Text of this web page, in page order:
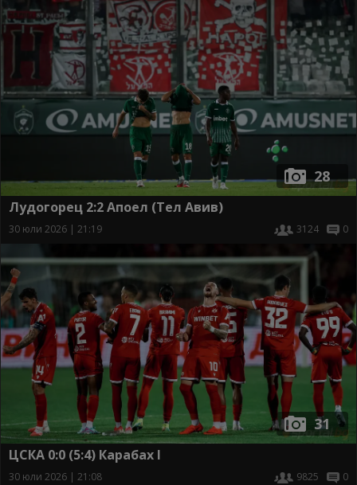
28
Лудогорец 2:2 Апоел (Тел Авив)
30 юли 2026 | 21:19 3124 0
31
ЦСКА 0:0 (5:4) Карабах I
30 юли 2026 | 21:08 9825 0